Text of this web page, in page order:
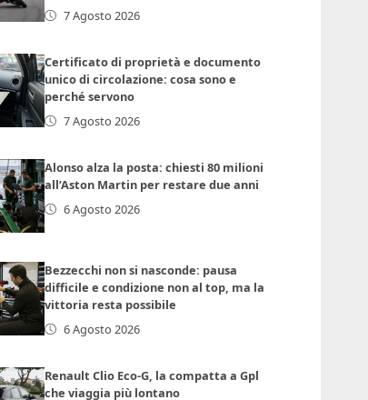
7 Agosto 2026
Certificato di proprietà e documento
unico di circolazione: cosa sono e
perché servono
7 Agosto 2026
Alonso alza la posta: chiesti 80 milioni
all’Aston Martin per restare due anni
6 Agosto 2026
Bezzecchi non si nasconde: pausa
difficile e condizione non al top, ma la
vittoria resta possibile
6 Agosto 2026
Renault Clio Eco-G, la compatta a Gpl
che viaggia più lontano